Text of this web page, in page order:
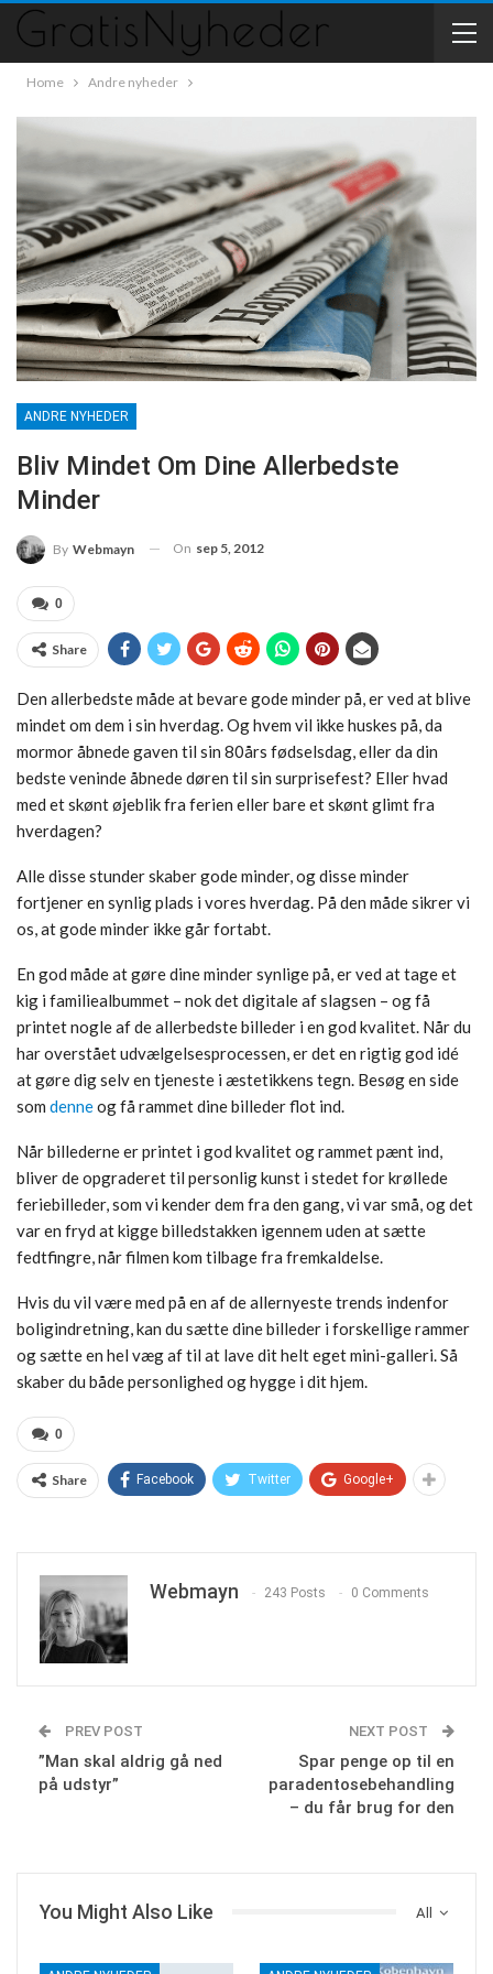
Home Andre nyheder
ANDRE NYHEDER
Bliv Mindet Om Dine Allerbedste
Minder
By Webmayn On sep 5, 2012
0
Share
Den allerbedste måde at bevare gode minder på, er ved at blive
mindet om dem i sin hverdag. Og hvem vil ikke huskes på, da
mormor åbnede gaven til sin 80års fødselsdag, eller da din
bedste veninde åbnede døren til sin surprisefest? Eller hvad
med et skønt øjeblik fra ferien eller bare et skønt glimt fra
hverdagen?
Alle disse stunder skaber gode minder, og disse minder
fortjener en synlig plads i vores hverdag. På den måde sikrer vi
os, at gode minder ikke går fortabt.
En god måde at gøre dine minder synlige på, er ved at tage et
kig i familiealbummet – nok det digitale af slagsen – og få
printet nogle af de allerbedste billeder i en god kvalitet. Når du
har overstået udvælgelsesprocessen, er det en rigtig god idé
at gøre dig selv en tjeneste i æstetikkens tegn. Besøg en side
som denneog få rammet dine billeder flot ind.
Når billederne er printet i god kvalitet og rammet pænt ind,
bliver de opgraderet til personlig kunst i stedet for krøllede
feriebilleder, som vi kender dem fra den gang, vi var små, og det
var en fryd at kigge billedstakken igennem uden at sætte
fedtfingre, når filmen kom tilbage fra fremkaldelse.
Hvis du vil være med på en af de allernyeste trends indenfor
boligindretning, kan du sætte dine billeder i forskellige rammer
og sætte en hel væg af til at lave dit helt eget mini-galleri. Så
skaber du både personlighed og hygge i dit hjem.
0
Share Facebook Twitter Google+
Webmayn 243 Posts 0 Comments
PREV POST
”Man skal aldrig gå ned
på udstyr”
NEXT POST
Spar penge op til en
paradentosebehandling
– du får brug for den
All
You Might Also Like